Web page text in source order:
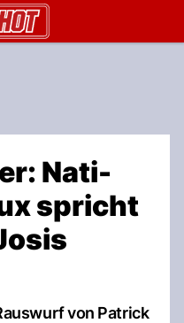
Nati-
spricht
von Patrick